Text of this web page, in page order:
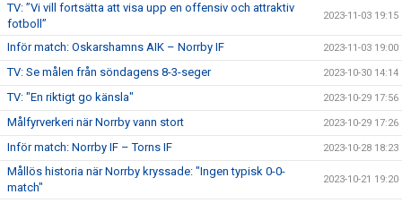
TV: ”Vi vill fortsätta att visa upp en offensiv och attraktiv
fotboll”
2023-11-03 19:15
Inför match: Oskarshamns AIK – Norrby IF 2023-11-03 19:00
TV: Se målen från söndagens 8-3-seger 2023-10-30 14:14
TV: "En riktigt go känsla" 2023-10-29 17:56
Målfyrverkeri när Norrby vann stort 2023-10-29 17:26
Inför match: Norrby IF – Torns IF 2023-10-28 18:23
Mållös historia när Norrby kryssade: "Ingen typisk 0-0-
match"
2023-10-21 19:20